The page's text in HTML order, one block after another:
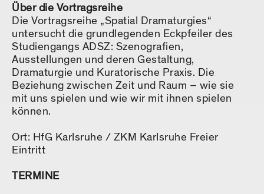
Über die Vortragsreihe
Die Vortragsreihe „Spatial Dramaturgies“
untersucht die grundlegenden Eckpfeiler des
Studiengangs ADSZ: Szenografien,
Ausstellungen und deren Gestaltung,
Dramaturgie und Kuratorische Praxis. Die
Beziehung zwischen Zeit und Raum – wie sie
mit uns spielen und wie wir mit ihnen spielen
können.
Ort: HfG Karlsruhe / ZKM Karlsruhe Freier
Eintritt
TERMINE